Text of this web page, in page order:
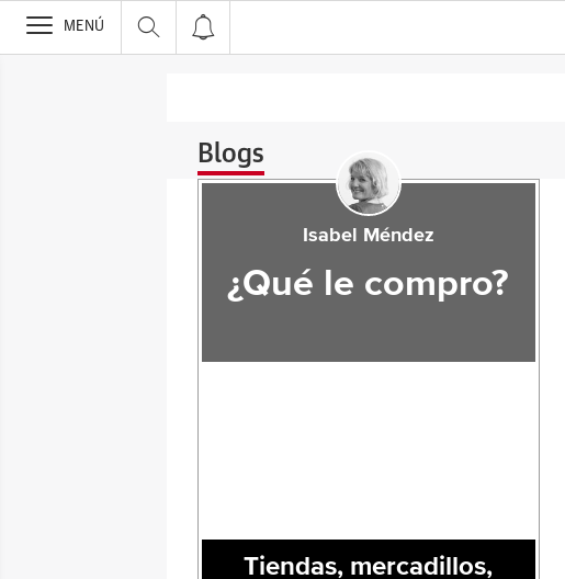
>
MENÚ
Blogs
Isabel Méndez
¿Qué le compro?
Tiendas, mercadillos,